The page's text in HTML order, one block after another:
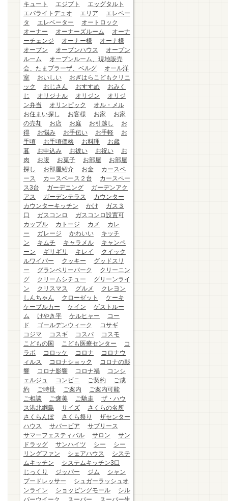
キュート
エジプト
エッグタルト
エバライトデュオ
エリア
エレベー
タ
エレベーター
オートロック
オーナー
オーナーズルーム
オーナ
ーチェンジ
オーナー様
オーナ様
オープン
オープンハウス
オープン
ルーム
オープンルーム、現地販売
会、たまプラーザ、ベルグ
オール洋
室
おいしい
おぎはらこどもクリニ
ック
おじさん おすすめ
おみく
じ
オリジナル オリジン
オリジ
ン弁当
オリンピック
オル・メル
お住まい探し
お客様 お家
お家
の売却
お店 お庭 お引越し
お
得
お悩み お手伝い お手軽
お
手頃
お手頃価格 お料理
お歳
暮
お申込み お祓い お祝い
お
肉
お腹 お菓子 お部屋
お部屋
探し
お部屋紹介 お金
カースペ
ース
カースペース２台
カースペー
ス3台
ガーデニング
ガーデンアク
アス
ガーデンテラス
カウンター
カウンターキッチン
かけ
ガス３
口
ガスコンロ
ガスコンロ設置可
カップル
カトージ カメ
カレ
ー
ガレージ かわいい
キッチ
ン
キムチ キャラメル
キャンペ
ーン
ギリギリ キレイ
クイック
ルワイパー
クッキー
グッドスリ
ー
グランベリーパーク
クリーニン
グ
クリームシチュー
グリーンライ
ン
クリスマス グルメ
クレヨン
しんちゃん
クローゼット
ケーキ
ケーブルカー
ケイン
ゲストルー
ム
けやき平 ケルヒャー
コー
ド
ゴールデンウィーク
コサギ
コジマ
コスギ コスパ
コスモ
こどもの国
こども医療センター
コ
ラボ
コロッケ コロナ
コロナウ
ィルス
コロナショック
コロナの影
響
コロナ影響 コロナ禍
コンシ
ェルジュ
コンビニ ご契約
ご成
約
ご時世 ご案内
ご案内可能
ご相談
ご褒美 ご馳走
ザ・ハウ
ス港北綱島
サイズ
さくらの名所
さくらんぼ
さくら祭り
ザセンター
ハウス
サバービア
サブリース
サマーフェスティバル
サロン
サン
ドラッグ
サンハイツ シー
シー
リングファン
シェアハウス
システ
ムキッチン
システムキッチン3口
じっくり
ジッパー ジム
シャン
プードレッサー
シュガーラッシュオ
ンライン
ショッピングモール
シル
バーウイーク
スーパー
スーパー生